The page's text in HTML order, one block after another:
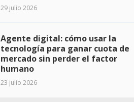
29 julio 2026
Agente digital: cómo usar la
tecnología para ganar cuota de
mercado sin perder el factor
humano
23 julio 2026